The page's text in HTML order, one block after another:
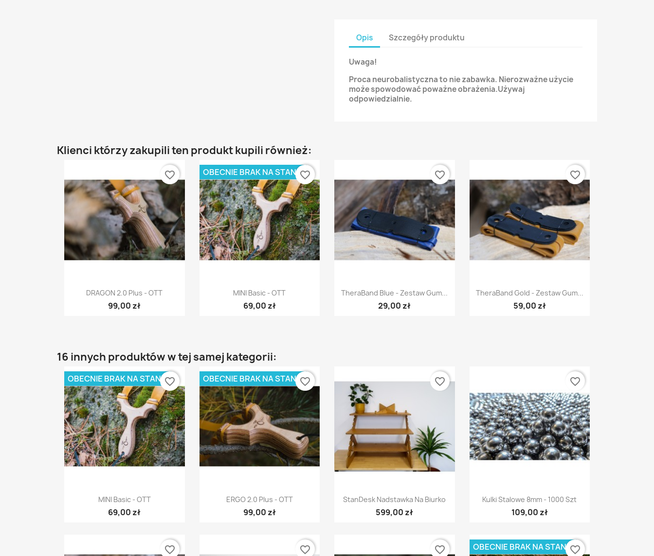
Opis Szczegóły produktu
Uwaga!
Proca neurobalistyczna to nie zabawka. Nierozważne użycie
może spowodować poważne obrażenia.Używaj
odpowiedzialnie.
Klienci którzy zakupili ten produkt kupili również:
Szybki podgląd
DRAGON 2.0 Plus - OTT
99,00 zł
favorite_border
Szybki podgląd
MINI Basic - OTT
69,00 zł
OBECNIE BRAK NA STANIEfavorite_border
Szybki podgląd
TheraBand Blue - Zestaw Gum...
29,00 zł
favorite_border
Szybki podgląd
TheraBand Gold - Zestaw Gum...
59,00 zł
favorite_border
16 innych produktów w tej samej kategorii:
Szybki podgląd
MINI Basic - OTT
69,00 zł
OBECNIE BRAK NA STANIEfavorite_border
Szybki podgląd
ERGO 2.0 Plus - OTT
99,00 zł
OBECNIE BRAK NA STANIEfavorite_border
Szybki podgląd
StanDesk Nadstawka Na Biurko
599,00 zł
favorite_border
Szybki podgląd
Kulki Stalowe 8mm - 1000 Szt
109,00 zł
favorite_border
favorite_border favorite_border favorite_border OBECNIE BRAK NA STANIEfavorite_border